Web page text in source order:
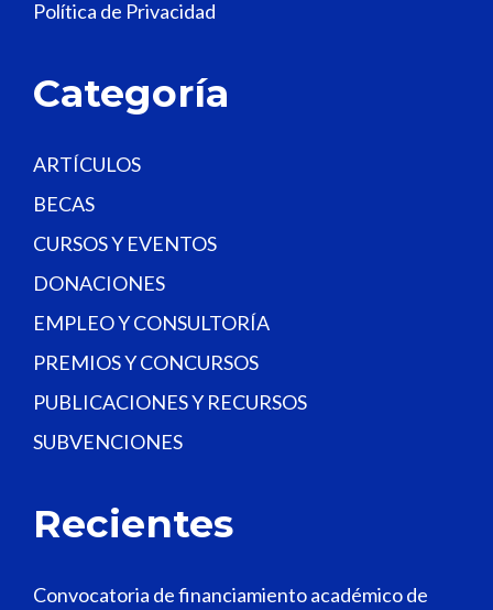
b
n
.
Política de Privacidad
Categoría
ARTÍCULOS
BECAS
CURSOS Y EVENTOS
DONACIONES
EMPLEO Y CONSULTORÍA
PREMIOS Y CONCURSOS
PUBLICACIONES Y RECURSOS
SUBVENCIONES
Recientes
Convocatoria de financiamiento académico de